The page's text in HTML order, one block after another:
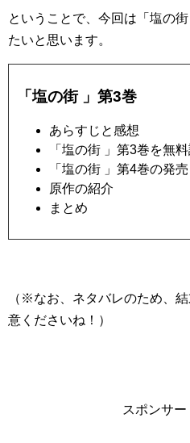
ということで、今回は「塩の
たいと思います。
「塩の街 」第3巻
あらすじと感想
「塩の街 」第3巻を無
「塩の街 」第4巻の発
原作の紹介
まとめ
（※なお、ネタバレのため、
意くださいね！）
スポンサー